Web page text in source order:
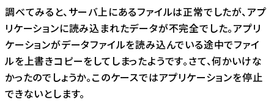
調べてみると、サーバ上にあるファイルは正常でしたが、アプ
リケーションに読み込まれたデータが不完全でした。アプリ
ケーションがデータファイルを読み込んでいる途中でファイ
ルを上書きコピーをしてしまったようです。さて、何かいけな
かったのでしょうか。このケースではアプリケーションを停止
できないとします。